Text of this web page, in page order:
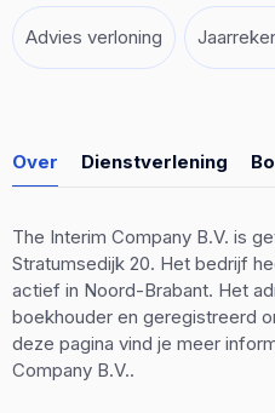
Advies verloning
Over Dienstverlening
The Interim Company B.V. is
Stratumsedijk 20. Het bedrijf
actief in Noord-Brabant. Het
boekhouder en geregistreerd
deze pagina vind je meer
Company B.V..